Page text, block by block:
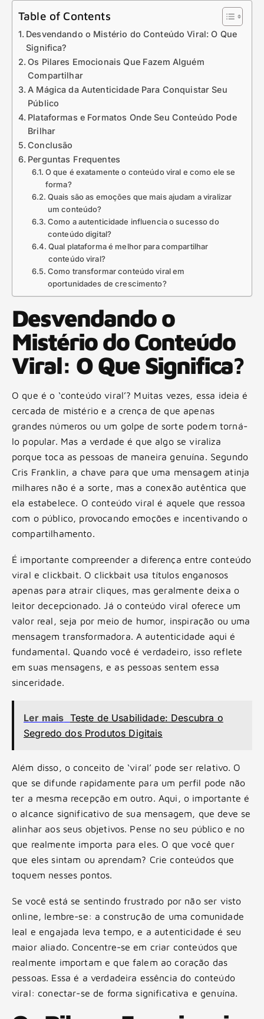
Table of Contents
Desvendando o Mistério do Conteúdo Viral: O Que
Significa?
Os Pilares Emocionais Que Fazem Alguém
Compartilhar
A Mágica da Autenticidade Para Conquistar Seu
Público
Plataformas e Formatos Onde Seu Conteúdo Pode
Brilhar
Conclusão
Perguntas Frequentes
O que é exatamente o conteúdo viral e como ele se
forma?
Quais são as emoções que mais ajudam a viralizar
um conteúdo?
Como a autenticidade influencia o sucesso do
conteúdo digital?
Qual plataforma é melhor para compartilhar
conteúdo viral?
Como transformar conteúdo viral em
oportunidades de crescimento?
Desvendando o
Mistério do Conteúdo
Viral: O Que Significa?
O que é o ‘conteúdo viral’? Muitas vezes, essa ideia é
cercada de mistério e a crença de que apenas
grandes números ou um golpe de sorte podem torná-
lo popular. Mas a verdade é que algo se viraliza
porque toca as pessoas de maneira genuína. Segundo
Cris Franklin, a chave para que uma mensagem atinja
milhares não é a sorte, mas a conexão autêntica que
ela estabelece. O conteúdo viral é aquele que ressoa
com o público, provocando emoções e incentivando o
compartilhamento.
É importante compreender a diferença entre conteúdo
viral e clickbait. O clickbait usa títulos enganosos
apenas para atrair cliques, mas geralmente deixa o
leitor decepcionado. Já o conteúdo viral oferece um
valor real, seja por meio de humor, inspiração ou uma
mensagem transformadora. A autenticidade aqui é
fundamental. Quando você é verdadeiro, isso reflete
em suas mensagens, e as pessoas sentem essa
sinceridade.
Ler mais Teste de Usabilidade: Descubra o
Segredo dos Produtos Digitais
Além disso, o conceito de ‘viral’ pode ser relativo. O
que se difunde rapidamente para um perfil pode não
ter a mesma recepção em outro. Aqui, o importante é
o alcance significativo de sua mensagem, que deve se
alinhar aos seus objetivos. Pense no seu público e no
que realmente importa para eles. O que você quer
que eles sintam ou aprendam? Crie conteúdos que
toquem nesses pontos.
Se você está se sentindo frustrado por não ser visto
online, lembre-se: a construção de uma comunidade
leal e engajada leva tempo, e a autenticidade é seu
maior aliado. Concentre-se em criar conteúdos que
realmente importam e que falem ao coração das
pessoas. Essa é a verdadeira essência do conteúdo
viral: conectar-se de forma significativa e genuína.